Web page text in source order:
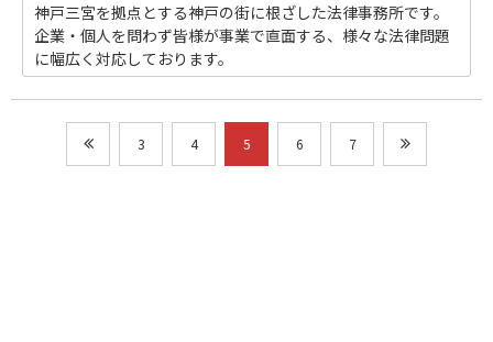
神戸三宮を拠点とする神戸の街に根ざした法律事務所です。
企業・個人を問わず皆様が事業で直面する、様々な法律問題
に幅広く対応しております。
3 4 5 6 7